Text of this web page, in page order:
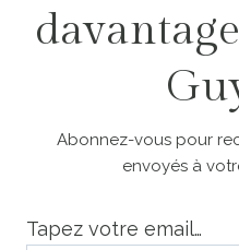
Abonnez-vous pour
envoyés à
Tapez votre email…